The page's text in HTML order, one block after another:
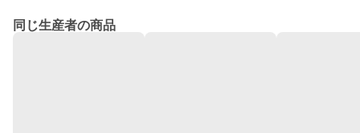
同じ生産者の商品